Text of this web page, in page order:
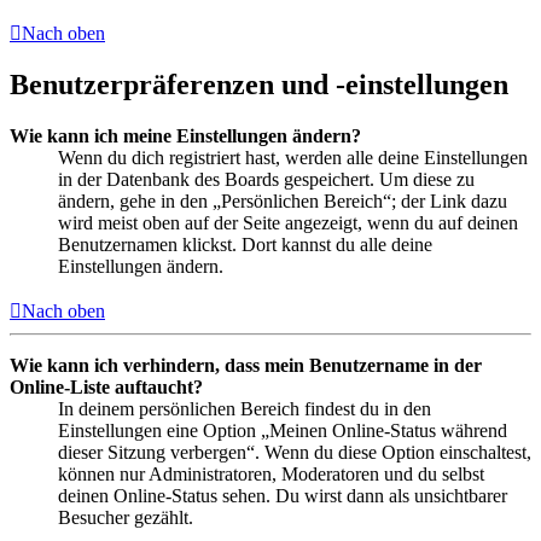
Nach oben
Benutzerpräferenzen und -einstellungen
Wie kann ich meine Einstellungen ändern?
Wenn du dich registriert hast, werden alle deine Einstellungen
in der Datenbank des Boards gespeichert. Um diese zu
ändern, gehe in den „Persönlichen Bereich“; der Link dazu
wird meist oben auf der Seite angezeigt, wenn du auf deinen
Benutzernamen klickst. Dort kannst du alle deine
Einstellungen ändern.
Nach oben
Wie kann ich verhindern, dass mein Benutzername in der
Online-Liste auftaucht?
In deinem persönlichen Bereich findest du in den
Einstellungen eine Option „Meinen Online-Status während
dieser Sitzung verbergen“. Wenn du diese Option einschaltest,
können nur Administratoren, Moderatoren und du selbst
deinen Online-Status sehen. Du wirst dann als unsichtbarer
Besucher gezählt.